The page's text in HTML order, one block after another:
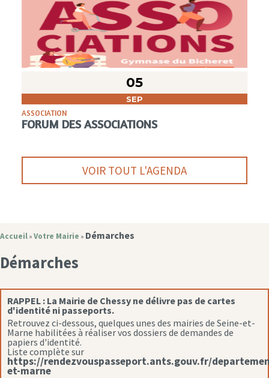
05
SEP
ASSOCIATION
FORUM DES ASSOCIATIONS
VOIR TOUT L'AGENDA
Accueil » Votre Mairie » Démarches
Démarches
RAPPEL : La Mairie de Chessy ne délivre pas de cartes
d'identité ni passeports.
Retrouvez ci-dessous, quelques unes des mairies de Seine-et-
Marne habilitées à réaliser vos dossiers de demandes de
papiers d'identité.
Liste complète sur
https://rendezvouspasseport.ants.gouv.fr/
et-marne